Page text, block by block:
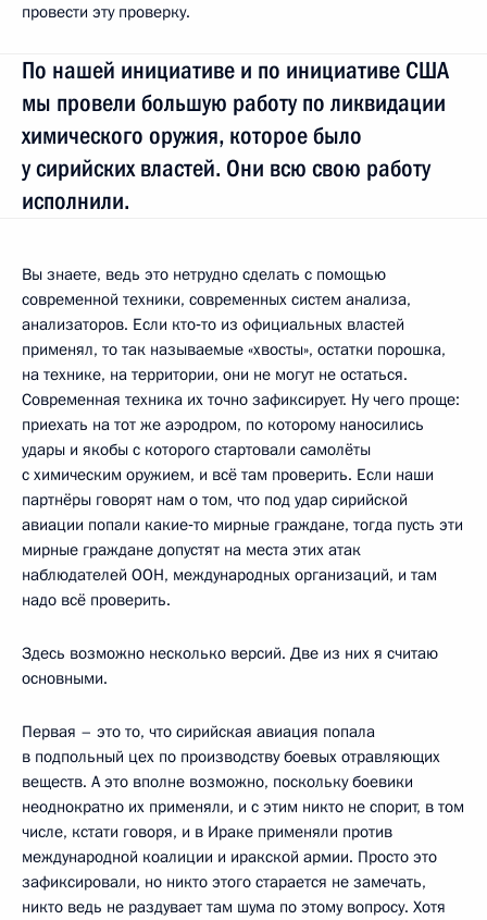
провести эту проверку.
По нашей инициативе и по инициативе США
мы провели большую работу по ликвидации
химического оружия, которое было
у сирийских властей. Они всю свою работу
исполнили.
Вы знаете, ведь это нетрудно сделать с помощью
современной техники, современных систем анализа,
анализаторов. Если кто‑то из официальных властей
применял, то так называемые «хвосты», остатки порошка,
на технике, на территории, они не могут не остаться.
Современная техника их точно зафиксирует. Ну чего проще:
приехать на тот же аэродром, по которому наносились
удары и якобы с которого стартовали самолёты
с химическим оружием, и всё там проверить. Если наши
партнёры говорят нам о том, что под удар сирийской
авиации попали какие‑то мирные граждане, тогда пусть эти
мирные граждане допустят на места этих атак
наблюдателей ООН, международных организаций, и там
надо всё проверить.
Здесь возможно несколько версий. Две из них я считаю
основными.
Первая – это то, что сирийская авиация попала
в подпольный цех по производству боевых отравляющих
веществ. А это вполне возможно, поскольку боевики
неоднократно их применяли, и с этим никто не спорит, в том
числе, кстати говоря, и в Ираке применяли против
международной коалиции и иракской армии. Просто это
зафиксировали, но никто этого старается не замечать,
никто ведь не раздувает там шума по этому вопросу. Хотя